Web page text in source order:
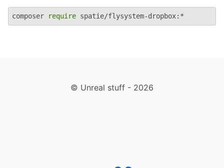
composer require spatie/flysystem-dropbox:*
© Unreal stuff - 2026